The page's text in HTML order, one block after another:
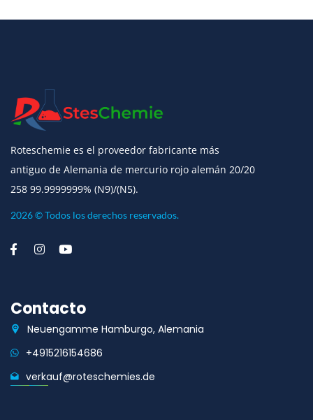
Roteschemie es el proveedor fabricante más
antiguo de Alemania de mercurio rojo alemán 20/20
258 99.9999999% (N9)/(N5).
2026 © Todos los derechos reservados.
Contacto
Neuengamme Hamburgo, Alemania
+4915216154686
verkauf@roteschemies.de